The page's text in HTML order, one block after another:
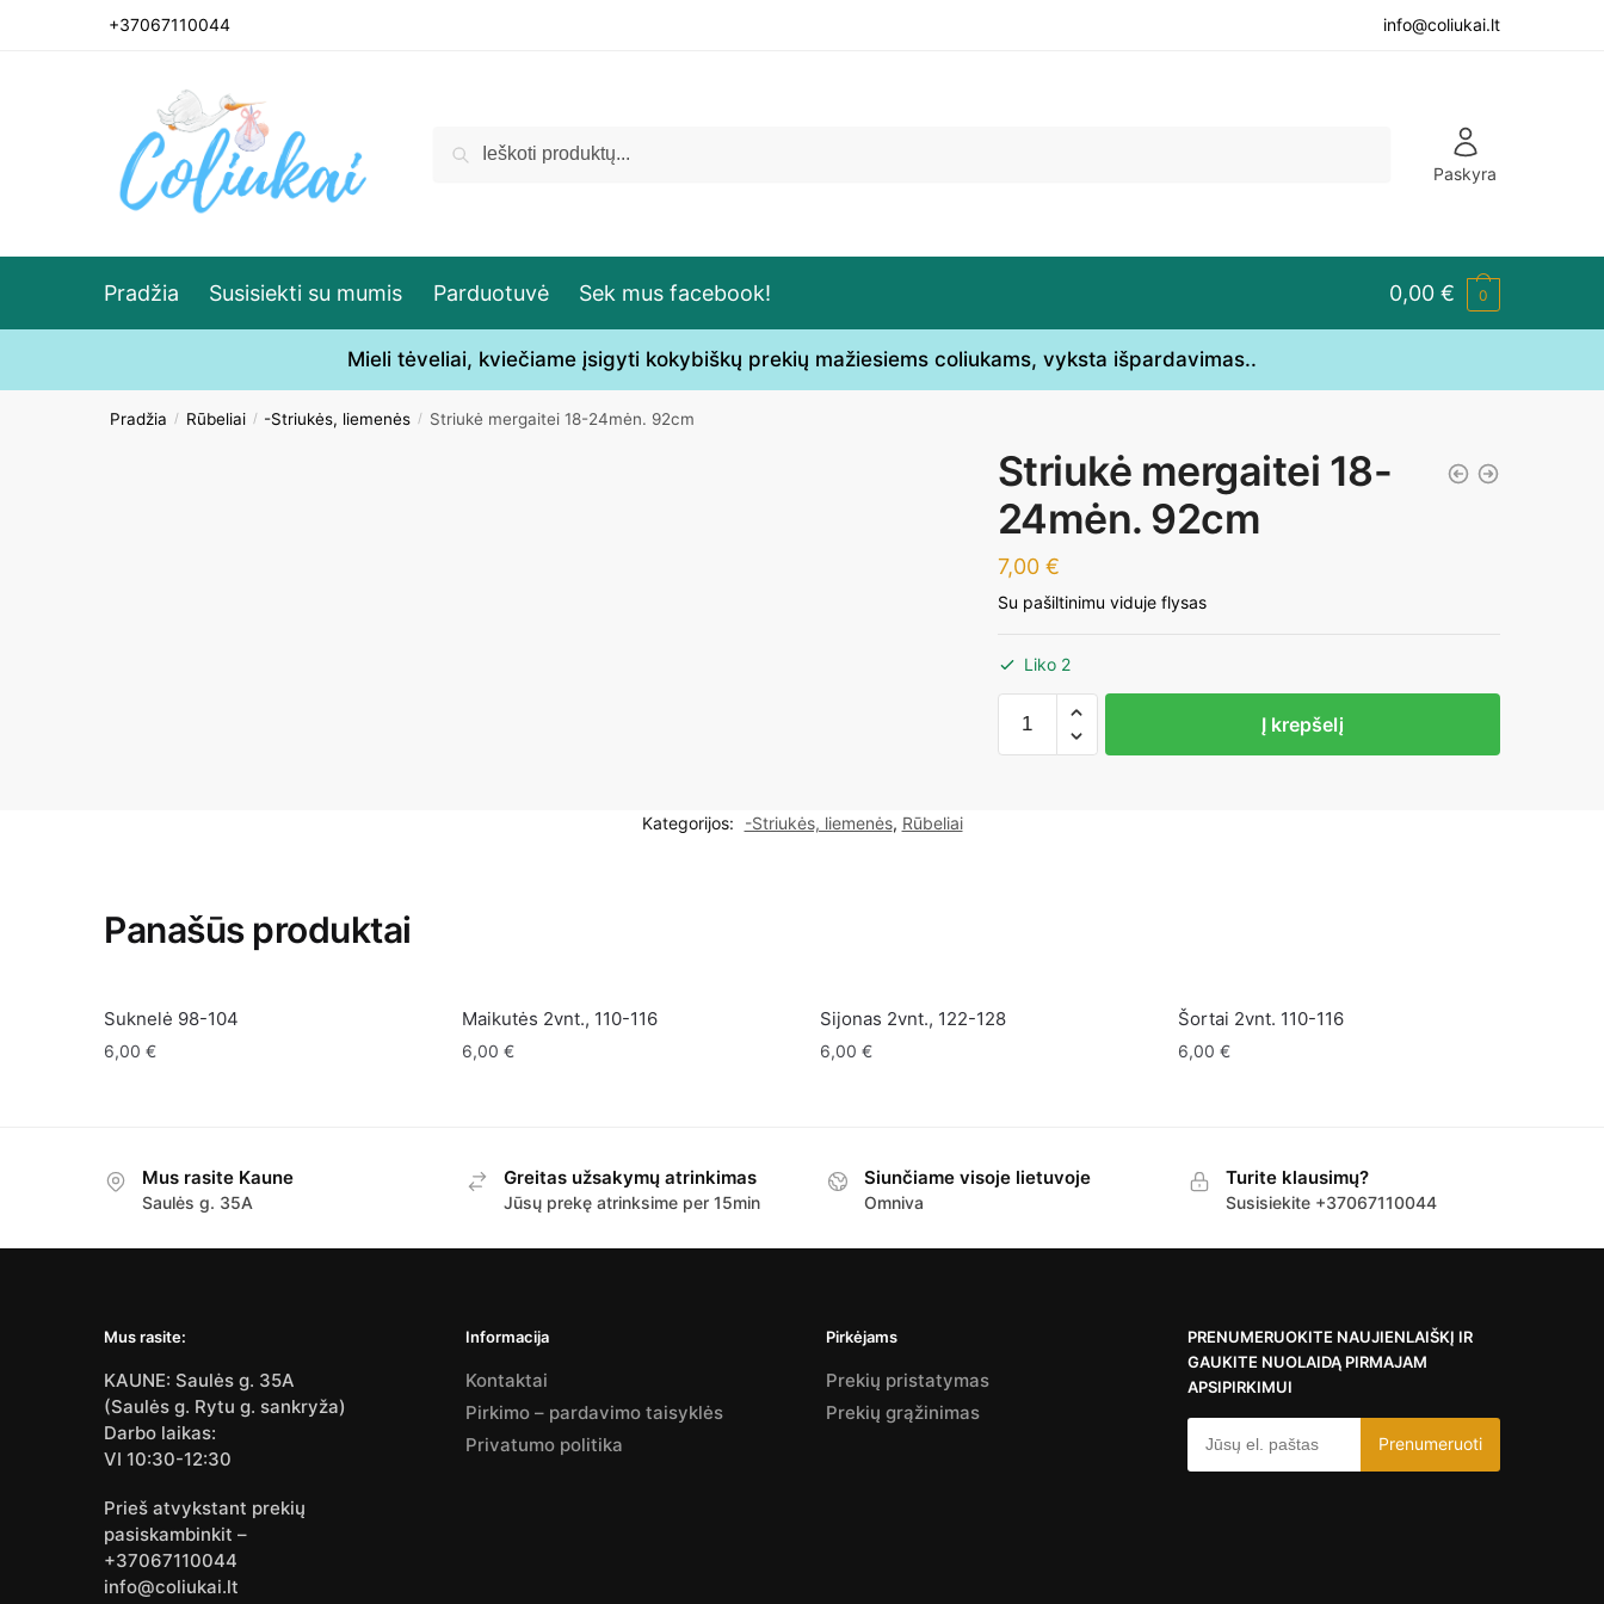
+37067110044 info@coliukai.lt
Ieškoti:
Ieškoti
Paskyra
Pradžia Susisiekti su mumis Parduotuvė Sek mus facebook! 0,00 € 0
Mieli tėveliai, kviečiame įsigyti kokybiškų prekių mažiesiems coliukams, vyksta išpardavimas..
Pradžia / Rūbeliai / -Striukės, liemenės / Striukė mergaitei 18-24mėn. 92cm
Striukė mergaitei 18-
24mėn. 92cm
7,00 €
Su pašiltinimu viduje flysas
Liko 2
produkto
kiekis:
Į krepšelį
Kategorijos: -Striukės, liemenės, Rūbeliai
Panašūs produktai
Suknelė 98-104
6,00€
Maikutės 2vnt., 110-116
6,00 €
Sijonas 2vnt., 122-128
6,00 €
Šortai 2vnt. 110-116
6,00 €
Mus rasite Kaune
Saulės g. 35A
Greitas užsakymų atrinkimas
Jūsų prekę atrinksime per 15min
Siunčiame visoje lietuvoje
Omniva
Turite klausimų?
Susisiekite +37067110044
Mus rasite:
KAUNE: Saulės g. 35A
(Saulės g. Rytu g. sankryža)
Darbo laikas:
VI 10:30-12:30
Prieš atvykstant prekių
pasiskambinkit –
+37067110044
info@coliukai.lt
Informacija
Kontaktai
Pirkimo – pardavimo taisyklės
Privatumo politika
Pirkėjams
Prekių pristatymas
Prekių grąžinimas
PRENUMERUOKITE NAUJIENLAIŠKĮ IR
GAUKITE NUOLAIDĄ PIRMAJAM
APSIPIRKIMUI